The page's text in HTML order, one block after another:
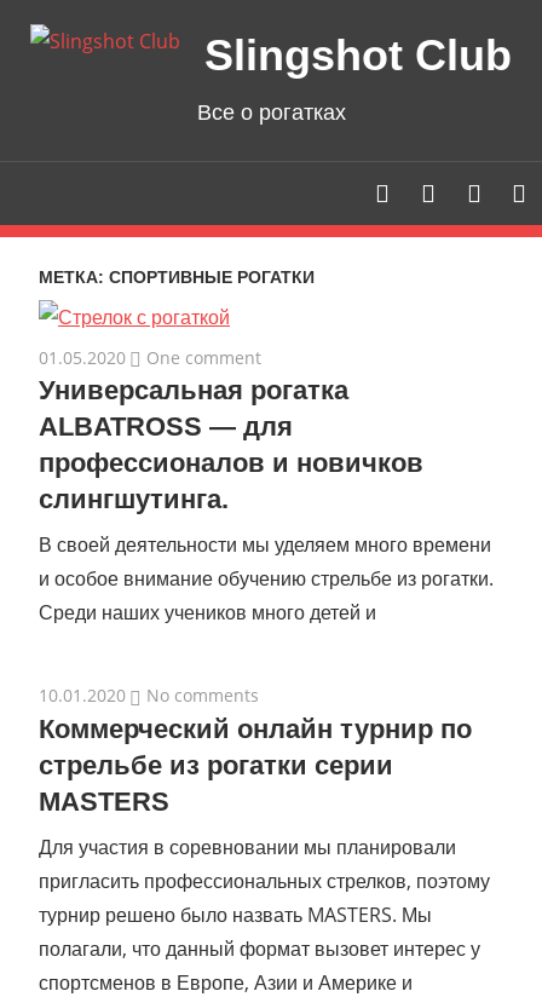
Slingshot Club
Все о рогатках
МЕТКА: СПОРТИВНЫЕ РОГАТКИ
01.05.2020 One comment
Универсальная рогатка
ALBATROSS — для
профессионалов и новичков
слингшутинга.
В своей деятельности мы уделяем много времени
и особое внимание обучению стрельбе из рогатки.
Среди наших учеников много детей и
10.01.2020 No comments
Коммерческий онлайн турнир по
стрельбе из рогатки серии
MASTERS
Для участия в соревновании мы планировали
пригласить профессиональных стрелков, поэтому
турнир решено было назвать MASTERS. Мы
полагали, что данный формат вызовет интерес у
спортсменов в Европе, Азии и Америке и